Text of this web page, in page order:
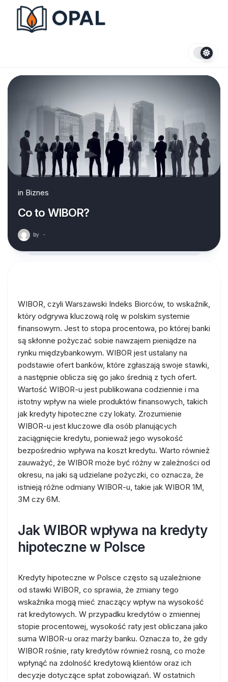
content
in Biznes
Co to WIBOR?
by ·
WIBOR, czyli Warszawski Indeks Biorców, to wskaźnik,
który odgrywa kluczową rolę w polskim systemie
finansowym. Jest to stopa procentowa, po której banki
są skłonne pożyczać sobie nawzajem pieniądze na
rynku międzybankowym. WIBOR jest ustalany na
podstawie ofert banków, które zgłaszają swoje stawki,
a następnie oblicza się go jako średnią z tych ofert.
Wartość WIBOR-u jest publikowana codziennie i ma
istotny wpływ na wiele produktów finansowych, takich
jak kredyty hipoteczne czy lokaty. Zrozumienie
WIBOR-u jest kluczowe dla osób planujących
zaciągnięcie kredytu, ponieważ jego wysokość
bezpośrednio wpływa na koszt kredytu. Warto również
zauważyć, że WIBOR może być różny w zależności od
okresu, na jaki są udzielane pożyczki, co oznacza, że
istnieją różne odmiany WIBOR-u, takie jak WIBOR 1M,
3M czy 6M.
Jak WIBOR wpływa na kredyty
hipoteczne w Polsce
Kredyty hipoteczne w Polsce często są uzależnione
od stawki WIBOR, co sprawia, że zmiany tego
wskaźnika mogą mieć znaczący wpływ na wysokość
rat kredytowych. W przypadku kredytów o zmiennej
stopie procentowej, wysokość raty jest obliczana jako
suma WIBOR-u oraz marży banku. Oznacza to, że gdy
WIBOR rośnie, raty kredytów również rosną, co może
wpłynąć na zdolność kredytową klientów oraz ich
decyzje dotyczące spłat zobowiązań. W ostatnich